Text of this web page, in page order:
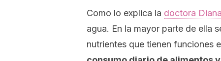
Como lo explica la doctora
agua. En la mayor parte de ella
nutrientes que tienen funciones